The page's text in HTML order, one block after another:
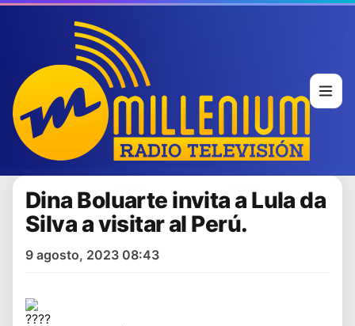
Dina Boluarte invita a Lula da
Silva a visitar al Perú.
9 agosto, 2023 08:43